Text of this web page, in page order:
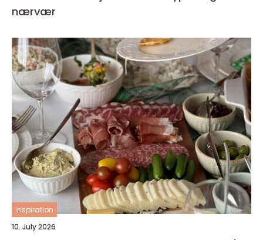
nærvær
inspiration
10. July 2026